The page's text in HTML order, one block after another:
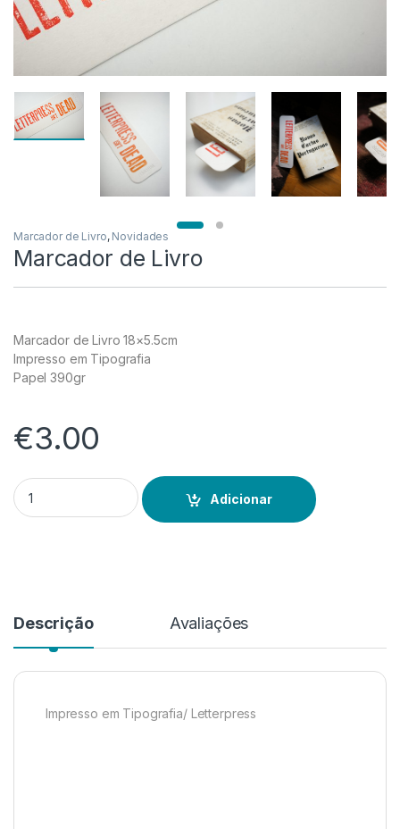
Marcador de Livro, Novidades
Marcador de Livro
Marcador de Livro 18×5.5cm
Impresso em Tipografia
Papel 390gr
€3.00
Quantidade de Marcador de Livro
Adicionar
Descrição Avaliações
Impresso em Tipografia/ Letterpress